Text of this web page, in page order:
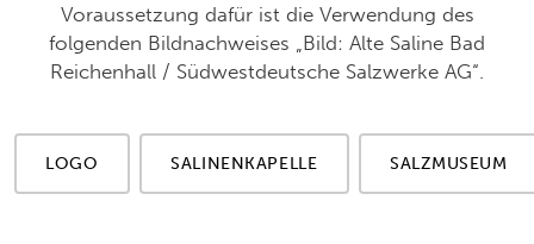
Voraussetzung dafür ist die Verwendung des
folgenden Bildnachweises „Bild: Alte Saline Bad
Reichenhall / Südwestdeutsche Salzwerke AG“.
LOGO SALINENKAPELLE SALZMUSEUM